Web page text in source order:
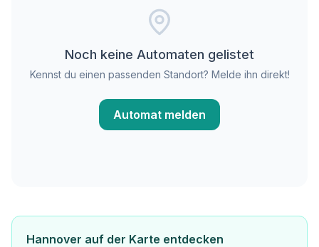
Noch keine Automaten gelistet
Kennst du einen passenden Standort? Melde ihn direkt!
Automat melden
Hannover auf der Karte entdecken